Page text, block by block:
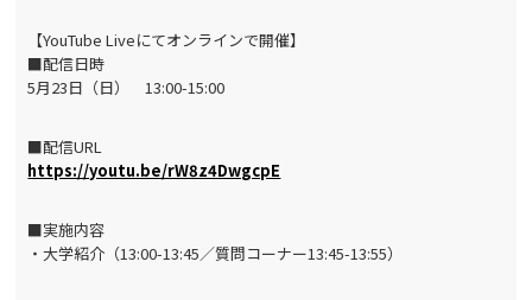
【YouTube Liveにてオンラインで開催】
■配信日時
5月23日（日） 13:00-15:00
■配信URL
https://youtu.be/rW8z4DwgcpE
■実施内容
・大学紹介（13:00-13:45／質問コーナー13:45-13:55）